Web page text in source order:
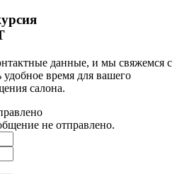
данные, и мы свяжемся с
удобное время для вашего
салона.
не отправлено.